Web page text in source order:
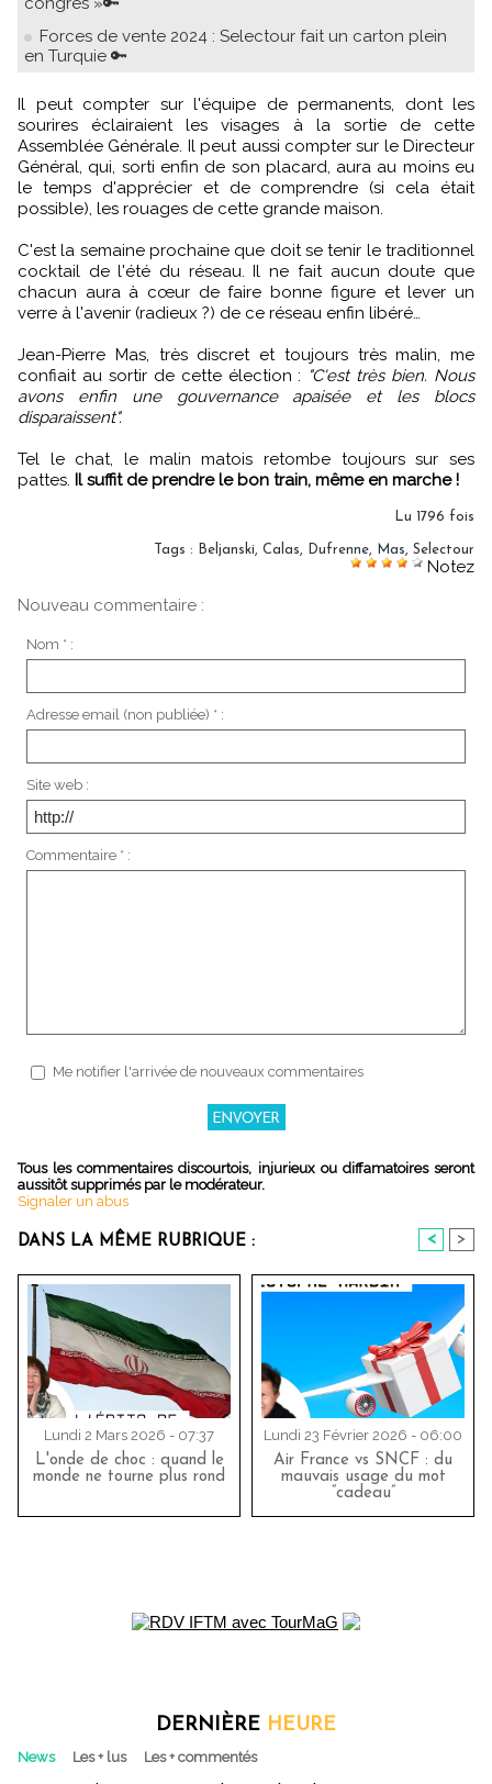
Forces de vente 2024 : Selectour fait un carton plein
en Turquie 🔑
Il peut compter sur l'équipe de permanents, dont les
sourires éclairaient les visages à la sortie de cette
Assemblée Générale. Il peut aussi compter sur le Directeur
Général, qui, sorti enfin de son placard, aura au moins eu
le temps d'apprécier et de comprendre (si cela était
possible), les rouages de cette grande maison.
C'est la semaine prochaine que doit se tenir le traditionnel
cocktail de l'été du réseau. Il ne fait aucun doute que
chacun aura à cœur de faire bonne figure et lever un
verre à l'avenir (radieux ?) de ce réseau enfin libéré…
Jean-Pierre Mas, très discret et toujours très malin, me
confiait au sortir de cette élection : "C'est très bien. Nous
avons enfin une gouvernance apaisée et les blocs
disparaissent".
Tel le chat, le malin matois retombe toujours sur ses
pattes. Il suffit de prendre le bon train, même en marche !
Lu 1796 fois
Tags : Beljanski, Calas, Dufrenne, Mas, Selectour
Notez
Nouveau commentaire :
Nom * :
Adresse email (non publiée) * :
Site web :
Commentaire * :
Me notifier l'arrivée de nouveaux commentaires
Tous les commentaires discourtois, injurieux ou diffamatoires seront
aussitôt supprimés par le modérateur.
Signaler un abus
DANS LA MÊME RUBRIQUE : < >
Lundi 2 Mars 2026 - 07:37
L'onde de choc : quand le
monde ne tourne plus rond
Lundi 23 Février 2026 - 06:00
Air France vs SNCF : du
mauvais usage du mot
“cadeau”
DERNIÈRE HEURE
News Les + lus Les + commentés